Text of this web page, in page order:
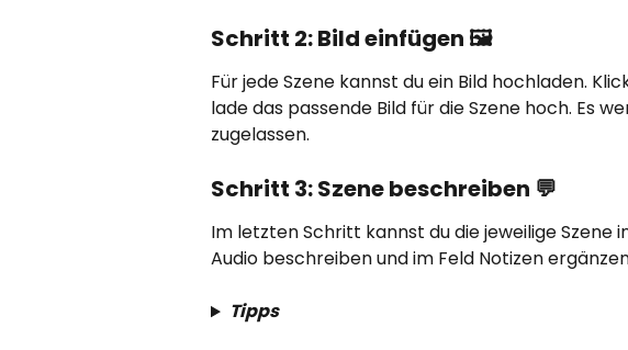
Schritt 2: Bild einfügen 🖼️
Für jede Szene kannst du ein Bild hochladen.
lade das passende Bild für die Szene hoch. Es
zugelassen.
Schritt 3: Szene beschreiben 💬
Im letzten Schritt kannst du die jeweilige Szene
Audio beschreiben und im Feld Notizen
Tipps